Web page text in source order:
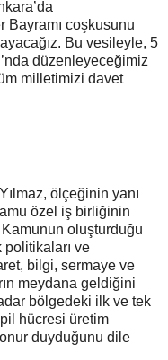
Bayramı coşkusunu
Bu vesileyle, 5
düzenleyeceğimiz
milletimizi davet
ölçeğinin yanı
özel iş birliğinin
oluşturduğu
ve
bilgi, sermaye ve
meydana geldiğini
bölgedeki ilk ve tek
hücresi üretim
onur duyduğunu dile